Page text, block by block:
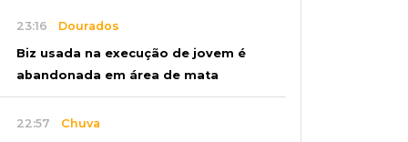
23:16 Dourados
Biz usada na execução de jovem é
abandonada em área de mata
22:57 Chuva